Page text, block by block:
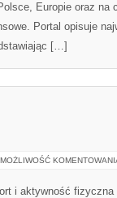
Europie oraz na
Portal opisuje
[…]
MOŻLIWOŚĆ
i aktywność